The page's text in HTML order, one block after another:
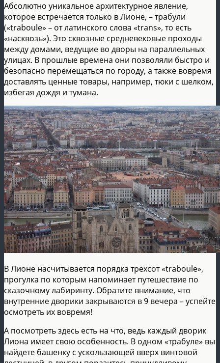
Абсолютно уникальное архитектурное явление,
которое встречается только в Лионе, – трабули
(«traboule» – от латинского слова «trans», то есть
«насквозь»). Это сквозные средневековые проходы
между домами, ведущие во дворы на параллельных
улицах. В прошлые времена они позволяли быстро и
безопасно перемещаться по городу, а также вовремя
доставлять ценные товары, например, тюки с шелком,
избегая дождя и тумана.
В Лионе насчитывается порядка трехсот «traboule»,
прогулка по которым напоминает путешествие по
сказочному лабиринту. Обратите внимание, что
внутренние дворики закрываются в 9 вечера – успейте
осмотреть их вовремя!
А посмотреть здесь есть на что, ведь каждый дворик
Лиона имеет свою особенность. В одном «трабуле» вы
найдете башенку с ускользающей вверх винтовой